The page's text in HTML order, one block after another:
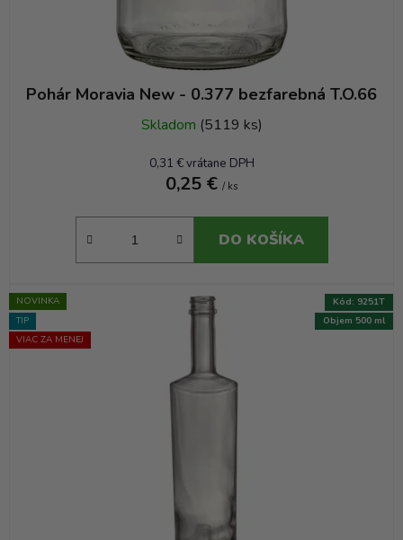
Pohár Moravia New - 0.377 bezfarebná T.O.66
Skladom (5119 ks)
0,31 € vrátane DPH
0,25 € / ks
DO KOŠÍKA
NOVINKA
TIP
VIAC ZA MENEJ
Objem 500 ml
Kód: 9251T